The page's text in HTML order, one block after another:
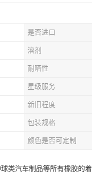
是否进口
溶剂
耐晒性
星级服务
新旧程度
包装规格
颜色是否可定制
类汽车制品等所有橡胶的